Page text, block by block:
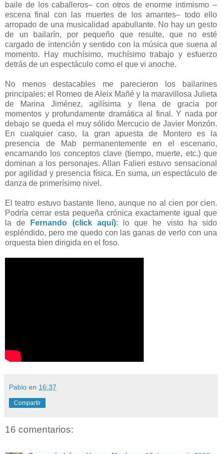
baile de los caballeros– con otros de enorme intimismo –
escena final con las muertes de los amantes– todo ello
arropado de una musicalidad apabullante. No hay un gesto
de un bailarín, por pequeño que resulte, que no esté
cargado de intención y sentido con la música que suena al
momento. Hay muchísimo, muchísimo trabajo y esfuerzo
detrás de un espectáculo como el que vi anoche.
No menos destacables me parecieron los bailarines
principales: el Romeo de Aleix Mañé y la maravillosa Julieta
de Marina Jiménez, agilísima y llena de gracia por
momentos y profundamente dramática al final. Y nada por
debajo se queda el muy sólido Mercucio de Javier Monzón.
En cualquier caso, la gran apuesta de Montero es la
presencia de Mab permanentemente en el escenario,
encarnando los conceptos clave (tiempo, muerte, etc.) que
dominan a los personajes. Allan Falieri estuvo sensacional
por agilidad y presencia física. En suma, un espectáculo de
danza de primerísimo nivel.
El teatro estuvo bastante lleno, aunque no al cien por cien.
Podría cerrar esta pequeña crónica exactamente igual que
la de
Fernando (click aquí): lo que he visto ha sido
espléndido, pero me quedo con las ganas de verlo con una
orquesta bien dirigida en el foso.
Pablo en 16:37
Compartir
16 comentarios: